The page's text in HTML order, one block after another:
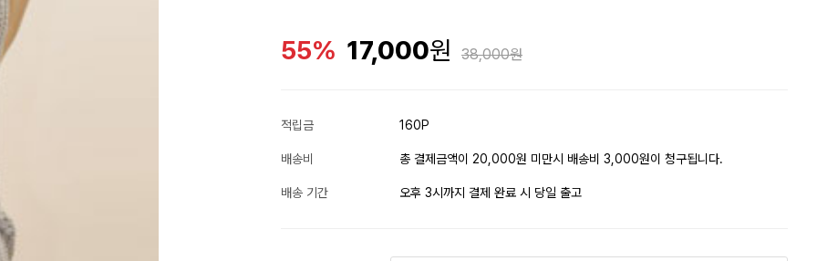
55% 17,000 38,000
적립금 160P
배송비 총 결제금액이 20,000원 미만시 배송비 3,000원이 청구됩니다.
배송 기간 오후 3시까지 결제 완료 시 당일 출고